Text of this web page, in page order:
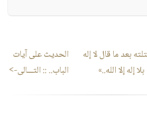
بعد ما قال لا إله
إله إلا الله..»
الحديث على آيات
الباب.. :: التـــالى->